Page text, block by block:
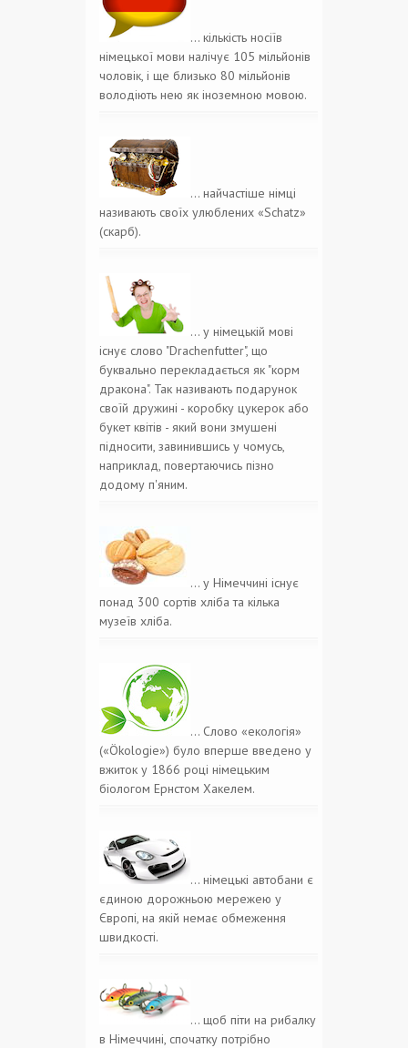
… кількість носіїв
німецької мови налічує 105 мільйонів
чоловік, і ще близько 80 мільйонів
володіють нею як іноземною мовою.
… найчастіше німці
називають своїх улюблених «Schatz»
(скарб).
… у німецькій мові
існує слово "Drachenfutter", що
буквально перекладається як "корм
дракона". Так називають подарунок
своїй дружині - коробку цукерок або
букет квітів - який вони змушені
підносити, завинившись у чомусь,
наприклад, повертаючись пізно
додому п'яним.
… у Німеччині існує
понад 300 сортів хліба та кілька
музеїв хліба.
… Слово «екологія»
(«Ökologie») було вперше введено у
вжиток у 1866 році німецьким
біологом Ернстом Хакелем.
… німецькі автобани є
єдиною дорожньою мережею у
Європі, на якій немає обмеження
швидкості.
… щоб піти на рибалку
в Німеччині, спочатку потрібно